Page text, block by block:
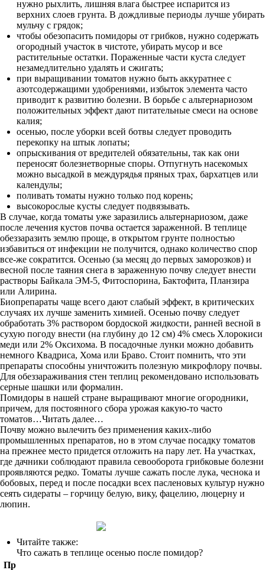
нужно рыхлить, лишняя влага быстрее испарится из
верхних слоев грунта. В дождливые периоды лучше убирать
мульчу с грядок;
чтобы обезопасить помидоры от грибков, нужно содержать
огородный участок в чистоте, убирать мусор и все
растительные остатки. Пораженные части куста следует
незамедлительно удалять и сжигать;
при выращивании томатов нужно быть аккуратнее с
азотсодержащими удобрениями, избыток элемента часто
приводит к развитию болезни. В борьбе с альтернариозом
положительных эффект дают питательные смеси на основе
калия;
осенью, после уборки всей ботвы следует проводить
перекопку на штык лопаты;
опрыскивания от вредителей обязательны, так как они
переносят болезнетворные споры. Отпугнуть насекомых
можно высадкой в междурядья пряных трах, бархатцев или
календулы;
поливать томаты нужно только под корень;
высокорослые кусты следует подвязывать.
В случае, когда томаты уже заразились альтернариозом, даже
после лечения кустов почва остается зараженной. В теплице
обеззаразить землю проще, в открытом грунте полностью
избавиться от инфекции не получится, однако количество спор
все-же сократится. Осенью (за месяц до первых заморозков) и
весной после таяния снега в зараженную почву следует внести
растворы Байкала ЭМ-5, Фитоспорина, Бактофита, Планзира
или Алирина.
Биопрепараты чаще всего дают слабый эффект, в критических
случаях их лучше заменить химией. Осенью почву следует
обработать 3% раствором бордоской жидкости, ранней весной в
сухую погоду внести (на глубину до 12 см) 4% смесь Хлорокиси
меди или 2% Оксихома. В посадочные лунки можно добавить
немного Квадриса, Хома или Браво. Стоит помнить, что эти
препараты способны уничтожить полезную микрофлору почвы.
Для обеззараживания стен теплиц рекомендовано использовать
серные шашки или формалин.
Помидоры в нашей стране выращивают многие огородники,
причем, для постоянного сбора урожая какую-то часто
томатов…Читать далее…
Почву можно вылечить без применения каких-либо
промышленных препаратов, но в этом случае посадку томатов
на прежнее место придется отложить на пару лет. На участках,
где дачники соблюдают правила севооборота грибковые болезни
проявляются редко. Томаты лучше сажать после лука, чеснока и
бобовых, перед и после посадки всех пасленовых культур нужно
сеять сидераты – горчицу белую, вику, фацелию, люцерну и
люпин.
Читайте также:
Что сажать в теплице осенью после помидор?
Пр